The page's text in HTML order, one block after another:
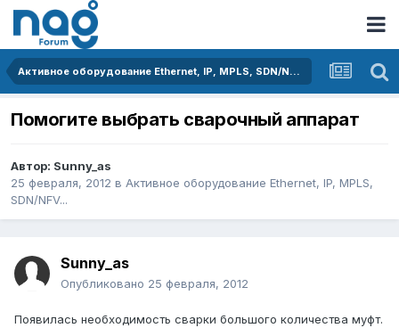
Активное оборудование Ethernet, IP, MPLS, SDN/NFV...
Помогите выбрать сварочный аппарат
Автор: Sunny_as
25 февраля, 2012 в Активное оборудование Ethernet, IP, MPLS,
SDN/NFV...
Sunny_as
Опубликовано 25 февраля, 2012
Появилась необходимость сварки большого количества муфт.